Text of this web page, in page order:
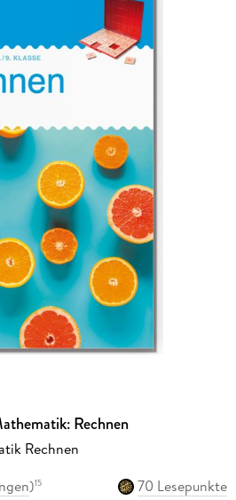
Rechnen
Rechnen
)15
70 Lesepunkte